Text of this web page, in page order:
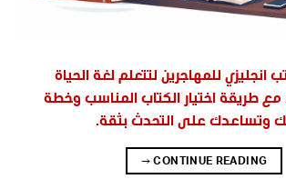
أفضل 7 كتب انجليزي للمهاجرين لتتعلم لغة الحياة
مع طريقة اختيار الكتاب المناسب وخطة
وتساعدك على التحدث بثقة.
CONTINUE READING
→